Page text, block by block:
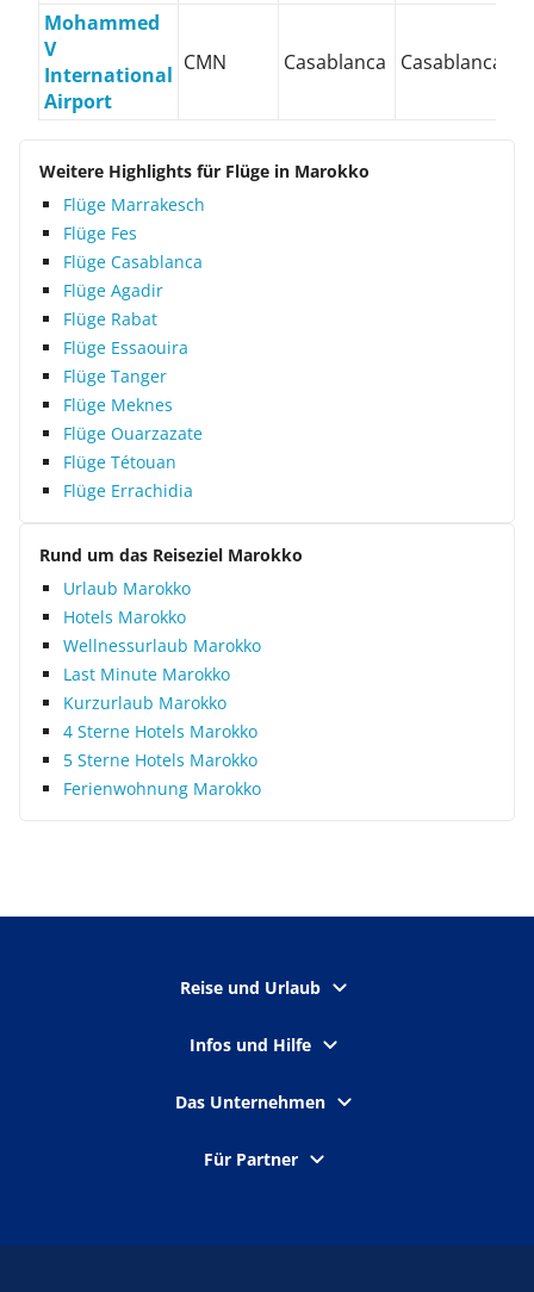
Mohammed
V
International
Airport
CMN Casablanca Casablanca
Weitere Highlights für Flüge in Marokko
Flüge Marrakesch
Flüge Fes
Flüge Casablanca
Flüge Agadir
Flüge Rabat
Flüge Essaouira
Flüge Tanger
Flüge Meknes
Flüge Ouarzazate
Flüge Tétouan
Flüge Errachidia
Rund um das Reiseziel Marokko
Urlaub Marokko
Hotels Marokko
Wellnessurlaub Marokko
Last Minute Marokko
Kurzurlaub Marokko
4 Sterne Hotels Marokko
5 Sterne Hotels Marokko
Ferienwohnung Marokko
Reise und Urlaub
Infos und Hilfe
Das Unternehmen
Für Partner